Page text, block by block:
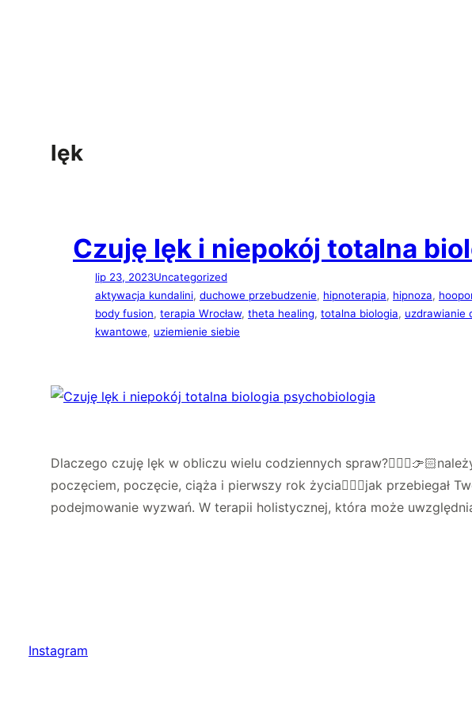
lęk
Czuję lęk i niepokój totalna
lip 23, 2023Uncategorized
aktywacja kundalini, duchowe przebudzenie, hipnoterapia, hipnoza,
body fusion, terapia Wrocław, theta healing, totalna biologia, uzdrawianie
kwantowe, uziemienie siebie
Dlaczego czuję lęk w obliczu wielu codziennych
poczęciem, poczęcie, ciąża i pierwszy rok życia🧚🏻‍♀️jak przebiegał
podejmowanie wyzwań. W terapii holistycznej, która może
Instagram